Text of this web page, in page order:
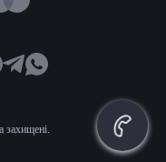
захищені.